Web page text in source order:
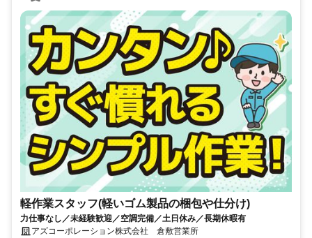
軽作業スタッフ(軽いゴム製品の梱包や仕分け)
力仕事なし／未経験歓迎／空調完備／土日休み／長期休暇有
アズコーポレーション株式会社 倉敷営業所